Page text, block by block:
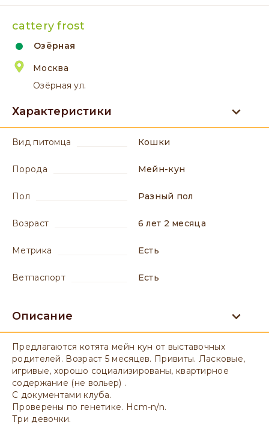
cattery frost
Озёрная
Москва
Озёрная ул.
Характеристики
вид питомца Кошки
порода Мейн-кун
пол разный пол
возраст 6 лет 2 месяца
метрика есть
ветпаспорт есть
Описание
Предлагаются котята мейн кун от выставочных
родителей. Возраст 5 месяцев. Привиты. Ласковые,
игривые, хорошо социализированы, квартирное
содержание (не вольер) .
С документами клуба.
Проверены по генетике. Hcm-n/n.
Три девочки.